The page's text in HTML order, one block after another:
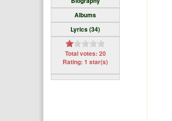
Albums
Lyrics (34)
Total votes: 20
Rating: 1 star(s)